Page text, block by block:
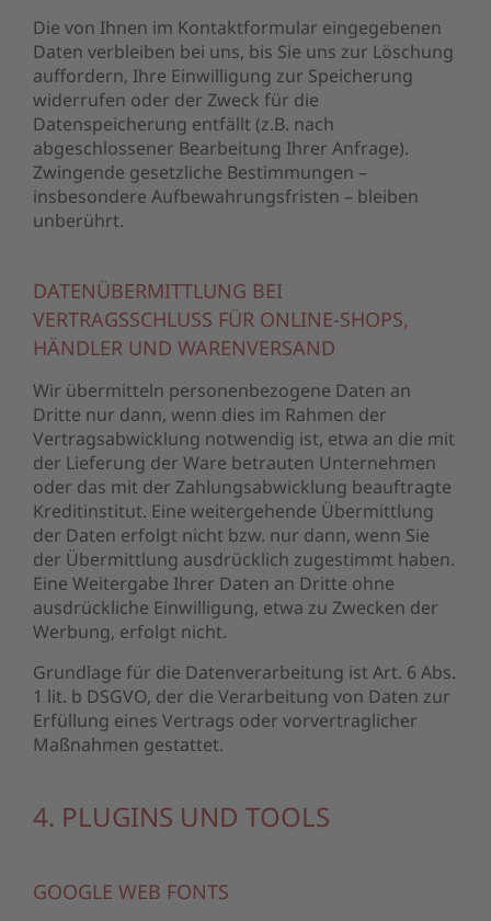
Die von Ihnen im Kontaktformular eingegebenen
Daten verbleiben bei uns, bis Sie uns zur Löschung
auffordern, Ihre Einwilligung zur Speicherung
widerrufen oder der Zweck für die
Datenspeicherung entfällt (z.B. nach
abgeschlossener Bearbeitung Ihrer Anfrage).
Zwingende gesetzliche Bestimmungen –
insbesondere Aufbewahrungsfristen – bleiben
unberührt.
DATENÜBERMITTLUNG BEI
VERTRAGSSCHLUSS FÜR ONLINE-SHOPS,
HÄNDLER UND WARENVERSAND
Wir übermitteln personenbezogene Daten an
Dritte nur dann, wenn dies im Rahmen der
Vertragsabwicklung notwendig ist, etwa an die mit
der Lieferung der Ware betrauten Unternehmen
oder das mit der Zahlungsabwicklung beauftragte
Kreditinstitut. Eine weitergehende Übermittlung
der Daten erfolgt nicht bzw. nur dann, wenn Sie
der Übermittlung ausdrücklich zugestimmt haben.
Eine Weitergabe Ihrer Daten an Dritte ohne
ausdrückliche Einwilligung, etwa zu Zwecken der
Werbung, erfolgt nicht.
Grundlage für die Datenverarbeitung ist Art. 6 Abs.
1 lit. b DSGVO, der die Verarbeitung von Daten zur
Erfüllung eines Vertrags oder vorvertraglicher
Maßnahmen gestattet.
4. PLUGINS UND TOOLS
GOOGLE WEB FONTS